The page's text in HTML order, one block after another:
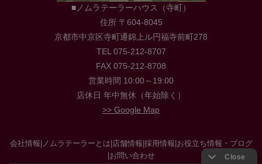
■ノムラテーラーハウス（寺町）
住所 〒604-8045
京都市中京区寺町通錦上ル円福寺前町278
TEL 075-212-8707
FAX 075-212-8708
営業時間 10:00～19:00
店休日 年中無休（年始除く）
>> Google Map
会社情報 ノムラテーラーとは 店舗情報 採用情報 お役立ち情報・ブログ
お問い合わせ